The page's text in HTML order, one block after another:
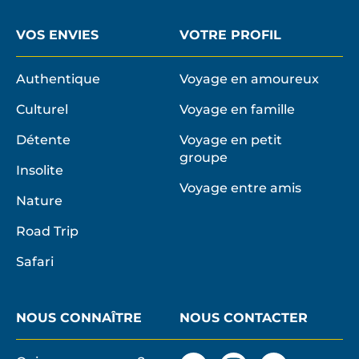
VOS ENVIES
Authentique
Culturel
Détente
Insolite
Nature
Road Trip
Safari
VOTRE PROFIL
Voyage en amoureux
Voyage en famille
Voyage en petit
groupe
Voyage entre amis
NOUS CONNAÎTRE NOUS CONTACTER